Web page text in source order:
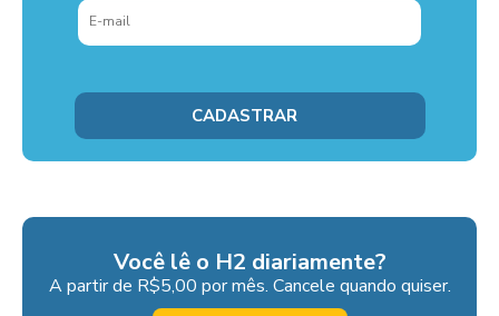
Você lê o H2 diariamente?
A partir de R$5,00 por mês. Cancele quando quiser.